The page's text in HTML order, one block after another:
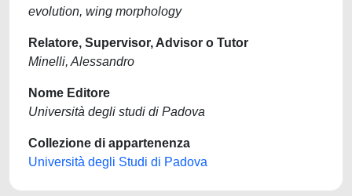
evolution, wing morphology
Relatore, Supervisor, Advisor o Tutor
Minelli, Alessandro
Nome Editore
Università degli studi di Padova
Collezione di appartenenza
Università degli Studi di Padova